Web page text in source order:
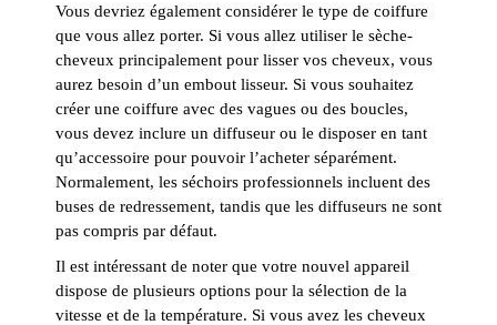
Vous devriez également considérer le type de coiffure
que vous allez porter. Si vous allez utiliser le sèche-
cheveux principalement pour lisser vos cheveux, vous
aurez besoin d’un embout lisseur. Si vous souhaitez
créer une coiffure avec des vagues ou des boucles,
vous devez inclure un diffuseur ou le disposer en tant
qu’accessoire pour pouvoir l’acheter séparément.
Normalement, les séchoirs professionnels incluent des
buses de redressement, tandis que les diffuseurs ne sont
pas compris par défaut.
Il est intéressant de noter que votre nouvel appareil
dispose de plusieurs options pour la sélection de la
vitesse et de la température. Si vous avez les cheveux